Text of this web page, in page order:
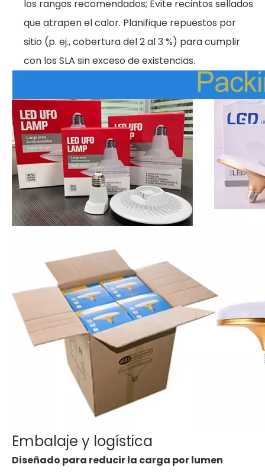
los rangos recomendados; Evite recintos sellados
que atrapen el calor. Planifique repuestos por
sitio (p. ej., cobertura del 2 al 3 %) para cumplir
con los SLA sin exceso de existencias.
Embalaje y logística
Diseñado para reducir la carga por lumen